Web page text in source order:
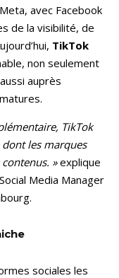
avec Facebook
de la visibilité, de
TikTok
non seulement
auprès
TikTok
les marques
»explique
Media Manager
sociales les